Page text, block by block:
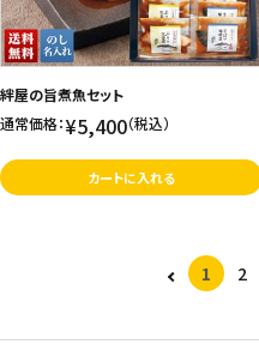
絆屋の旨煮魚セット
通常価格：¥5,400（税込）
カートに入れる
1 2